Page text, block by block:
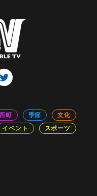
町 季節
文化
イベント
スポーツ